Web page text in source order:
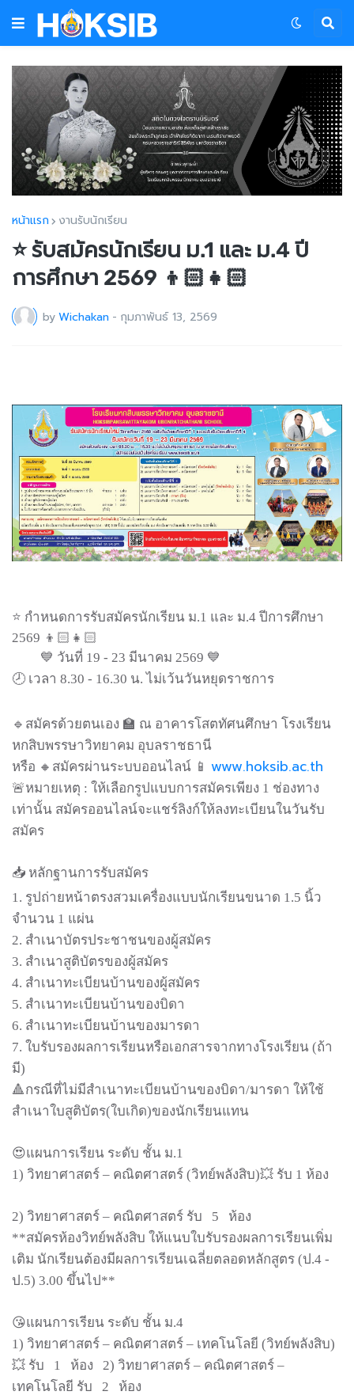
หน้าแรก งานรับนักเรียน
⭐️ รับสมัครนักเรียน ม.1 และ ม.4 ปี
การศึกษา 2569 👦🏻👧🏻
byWichakan - กุมภาพันธ์ 13, 2569
⭐️ กำหนดการรับสมัครนักเรียน ม.1 และ ม.4 ปีการศึกษา
2569 👦🏻👧🏻
💙 วันที่ 19 - 23 มีนาคม 2569 💙
🕗 เวลา 8.30 - 16.30 น. ไม่เว้นวันหยุดราชการ
🔹สมัครด้วยตนเอง 🏫 ณ อาคารโสตทัศนศึกษา โรงเรียน
หกสิบพรรษาวิทยาคม อุบลราชธานี
หรือ 🔸สมัครผ่านระบบออนไลน์ 📱 www.hoksib.ac.th
🚨หมายเหตุ : ให้เลือกรูปแบบการสมัครเพียง 1 ช่องทาง
เท่านั้น สมัครออนไลน์จะแชร์ลิงก์ให้ลงทะเบียนในวันรับ
สมัคร
📥 หลักฐานการรับสมัคร
1. รูปถ่ายหน้าตรงสวมเครื่องแบบนักเรียนขนาด 1.5 นิ้ว
จำนวน 1 แผ่น
2. สำเนาบัตรประชาชนของผู้สมัคร
3. สำเนาสูติบัตรของผู้สมัคร
4. สำเนาทะเบียนบ้านของผู้สมัคร
5. สำเนาทะเบียนบ้านของบิดา
6. สำเนาทะเบียนบ้านของมารดา
7. ใบรับรองผลการเรียนหรือเอกสารจากทางโรงเรียน (ถ้า
มี)
🔺กรณีที่ไม่มีสำเนาทะเบียนบ้านของบิดา/มารดา ให้ใช้
สำเนาใบสูติบัตร(ใบเกิด)ของนักเรียนแทน
😍แผนการเรียน ระดับ ชั้น ม.1
1) วิทยาศาสตร์ – คณิตศาสตร์ (วิทย์พลังสิบ)💥 รับ 1 ห้อง
2) วิทยาศาสตร์ – คณิตศาสตร์ รับ 5
ห้อง
**สมัครห้องวิทย์พลังสิบ ให้แนบใบรับรองผลการเรียนเพิ่ม
เติม นักเรียนต้องมีผลการเรียนเฉลี่ยตลอดหลักสูตร (ป.4 -
ป.5) 3.00 ขึ้นไป**
😘แผนการเรียน ระดับ ชั้น ม.4
1) วิทยาศาสตร์ – คณิตศาสตร์ – เทคโนโลยี (วิทย์พลังสิบ)
💥 รับ
1 ห้อง
2) วิทยาศาสตร์ – คณิตศาสตร์ –
เทคโนโลยี รับ
2
ห้อง